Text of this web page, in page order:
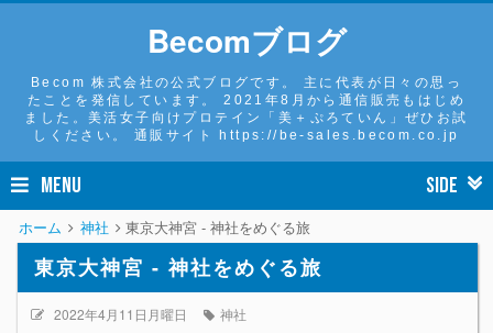
Becomブログ
Becom 株式会社の公式ブログです。 主に代表が日々の思っ
たことを発信しています。 2021年8月から通信販売もはじめ
ました。美活女子向けプロテイン「美＋ぷろていん」ぜひお試
しください。 通販サイト https://be-sales.becom.co.jp
MENU SIDE
ホーム 神社 東京大神宮 - 神社をめぐる旅
東京大神宮 - 神社をめぐる旅
2022年4月11日月曜日 神社